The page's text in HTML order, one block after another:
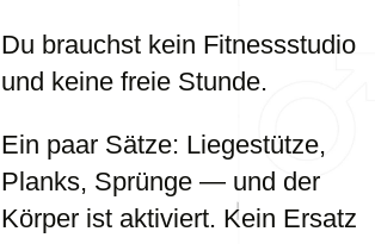
Du brauchst kein Fitnessstudio
und keine freie Stunde.
Ein paar Sätze: Liegestütze,
Planks, Sprünge — und der
Körper ist aktiviert. Kein Ersatz